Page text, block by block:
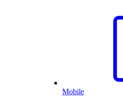
Mobile